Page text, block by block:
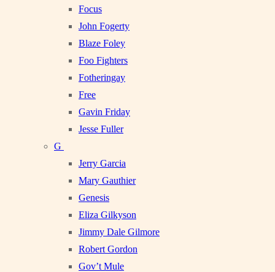
Focus
John Fogerty
Blaze Foley
Foo Fighters
Fotheringay
Free
Gavin Friday
Jesse Fuller
G
Jerry Garcia
Mary Gauthier
Genesis
Eliza Gilkyson
Jimmy Dale Gilmore
Robert Gordon
Gov’t Mule